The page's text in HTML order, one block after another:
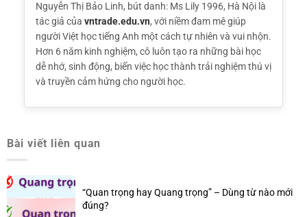
Nguyễn Thị Bảo Linh, bút danh: Ms Lily 1996, Hà Nội là
tác giả của vntrade.edu.vn, với niềm đam mê giúp
người Việt học tiếng Anh một cách tự nhiên và vui nhộn.
Hơn 6 năm kinh nghiệm, cô luôn tạo ra những bài học
dễ nhớ, sinh động, biến việc học thành trải nghiệm thú vị
và truyền cảm hứng cho người học.
Bài viết liên quan
“Quan trọng hay Quang trọng” – Dùng từ nào mới
đúng?